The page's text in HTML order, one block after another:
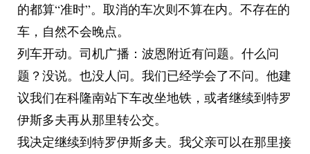
的都算“准时”。取消的车次则不算在内。不存在的
车，自然不会晚点。
列车开动。司机广播：波恩附近有问题。什么问
题？没说。也没人问。我们已经学会了不问。他建
议我们在科隆南站下车改坐地铁，或者继续到特罗
伊斯多夫再从那里转公交。
我决定继续到特罗伊斯多夫。我父亲可以在那里接